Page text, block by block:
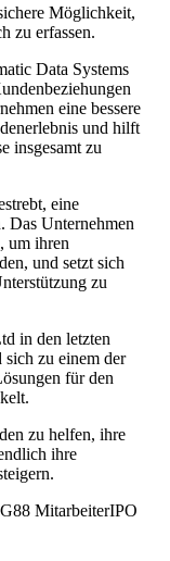
Möglichkeit,
zu erfassen.
Data Systems
eine bessere
und hilft
insgesamt zu
eine
Das Unternehmen
um ihren
und setzt sich
zu
in den letzten
sich zu einem der
für den
zu helfen, ihre
ihre
88 MitarbeiterIPO